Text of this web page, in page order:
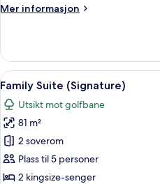
golfbane
Mer informasjon
Mer
–
deluxe,
utsikt
golfbane
(King
Bed)
Åpne
alle
bildene
av
Family
Suite
(Signature)
7
Family Suite (Signature)
Utsikt mot golfbane
81 m²
2 soverom
Plass til 5 personer
2 kingsize-senger